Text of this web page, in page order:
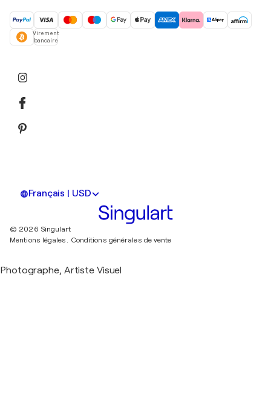
Virement
bancaire
Français | USD
© 2026 Singulart
Mentions légales. Conditions générales de vente
Photographe, Artiste Visuel